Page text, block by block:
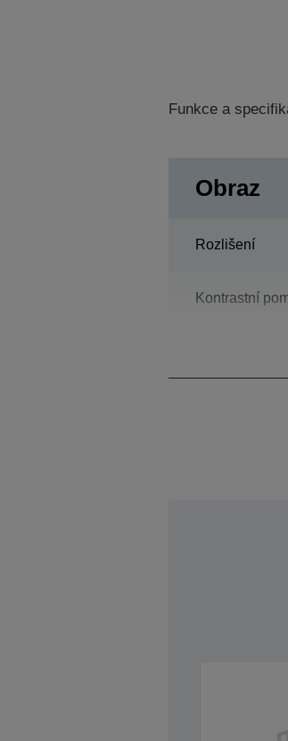
Funkce a
Obraz
Rozlišení
Kontrastní